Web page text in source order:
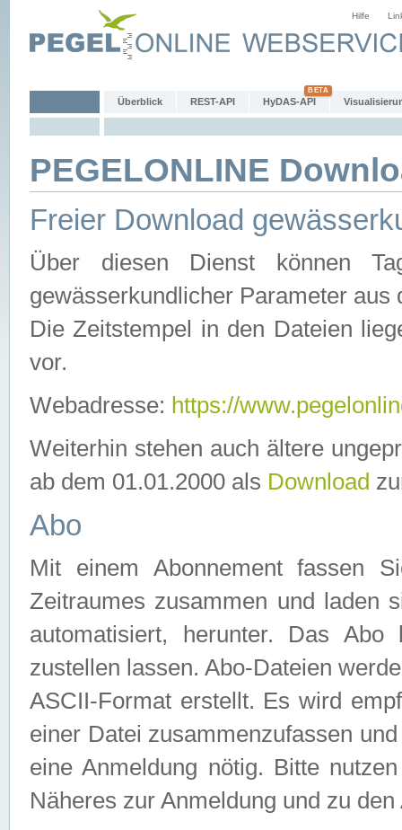
Hilfe
Überblick REST-API HyDAS-API
PEGELONLINE
Freier Download
Über diesen Dienst können
gewässerkundlicher Parameter aus
Die Zeitstempel in den Dateien
vor.
Webadresse: https://
Weiterhin stehen auch ältere
ab dem 01.01.2000 als Download
Abo
Mit einem Abonnement fassen
Zeitraumes zusammen und laden
automatisiert, herunter. Das
zustellen lassen. Abo-Dateien
ASCII-Format erstellt. Es wird
einer Datei zusammenzufassen
eine Anmeldung nötig. Bitte
Näheres zur Anmeldung und zu